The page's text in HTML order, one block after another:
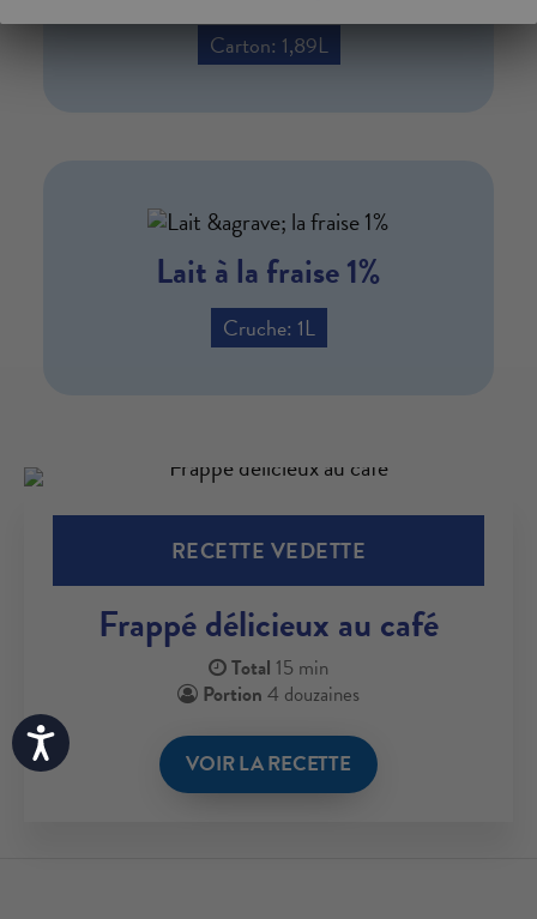
Accessibility
Carton: 1,89L
Lait à la fraise 1%
Cruche: 1L
RECETTE VEDETTE
Frappé délicieux au café
Total 15 min
Portion 4 douzaines
VOIR LA RECETTE